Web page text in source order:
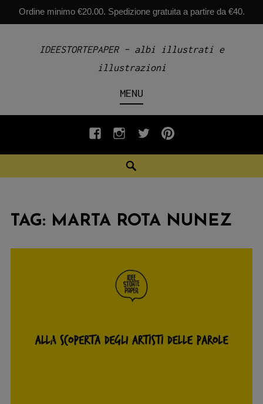
Ordine minimo €20.00. Spedizione gratuita a partire da €40.
IDEESTORTEPAPER – albi illustrati e
illustrazioni
MENU
fb INSTAGRAM
twiterpinterest
TAG: MARTA ROTA NUNEZ